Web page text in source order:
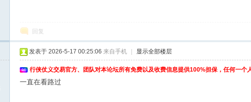
回复
发表于 2026-5-17 00:25:06 来自手机 显示全部楼层
行侠仗义交易官方、团队对本论坛所有免费以及收费信息提供100%担保，任何一个
一直在看路过